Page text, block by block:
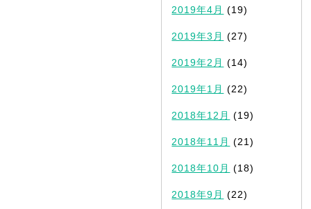
2019年4月 (19)
2019年3月 (27)
2019年2月 (14)
2019年1月 (22)
2018年12月 (19)
2018年11月 (21)
2018年10月 (18)
2018年9月 (22)